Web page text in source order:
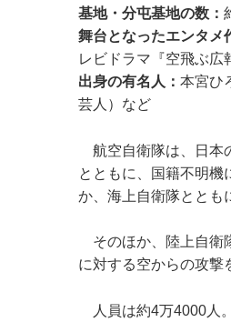
基地・分屯基地の数：
舞台となったエンタメ
レビドラマ『空飛ぶ広
出身の有名人： 本宮ひ
芸人）など
航空自衛隊は、日本
とともに、国籍不明機
か、海上自衛隊ととも
そのほか、陸上自衛
に対する空からの攻撃
人員は約4万4000人